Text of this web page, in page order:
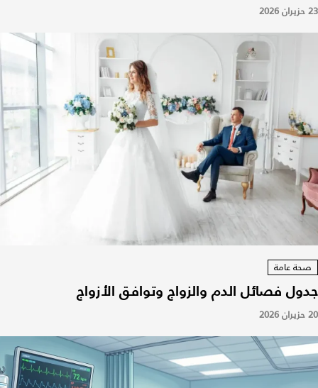
23 حزيران 2026
صحة عامة
جدول فصائل الدم والزواج وتوافق الأزواج
20 حزيران 2026